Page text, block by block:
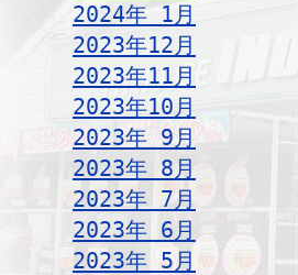
2024年 1月
2023年12月
2023年11月
2023年10月
2023年 9月
2023年 8月
2023年 7月
2023年 6月
2023年 5月